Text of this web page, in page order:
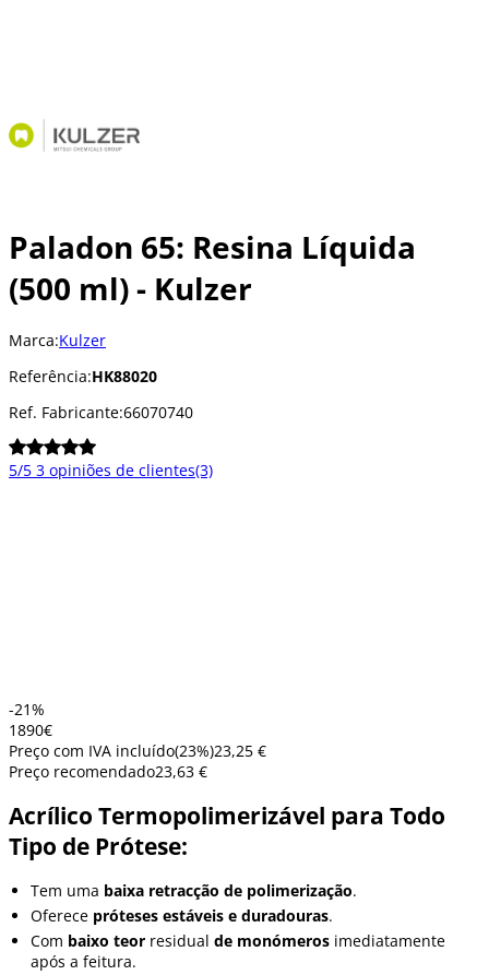
Paladon 65: Resina Líquida
(500 ml) - Kulzer
Marca:Kulzer
Referência:HK88020
Ref. Fabricante:66070740
5/5 3 opiniões de clientes(3)
-21%
1890€
Preço com IVA incluído(23%)23,25 €
Preço recomendado23,63 €
Acrílico Termopolimerizável para Todo
Tipo de Prótese:
Tem uma baixa retracção de polimerização.
Oferece próteses estáveis e duradouras.
Com baixo teor residual de monómeros imediatamente
após a feitura.